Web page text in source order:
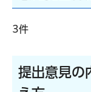
3件
提出意見の